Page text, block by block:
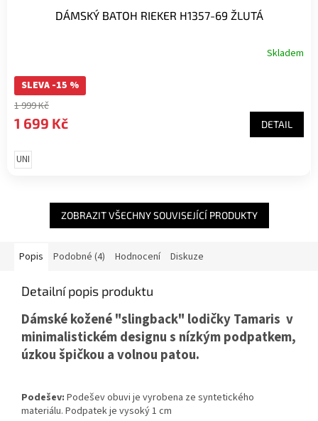
DÁMSKÝ BATOH RIEKER H1357-69 ŽLUTÁ
Skladem
SLEVA -15 %
1 999 Kč
1 699 Kč DETAIL
UNI
ZOBRAZIT VŠECHNY SOUVISEJÍCÍ PRODUKTY
Popis Podobné (4) Hodnocení Diskuze
Detailní popis produktu
Dámské kožené "slingback" lodičky Tamaris v
minimalistickém designu s nízkým podpatkem,
úzkou špičkou a volnou patou.
Podešev: Podešev obuvi je vyrobena ze syntetického
materiálu. Podpatek je vysoký 1 cm